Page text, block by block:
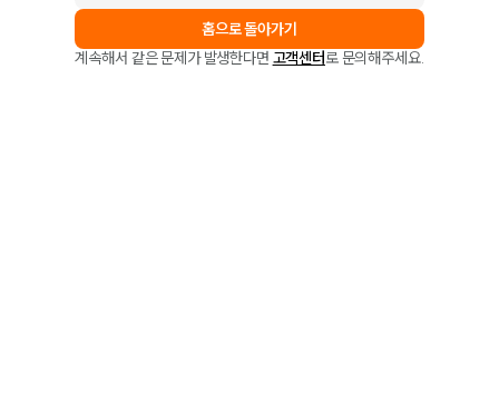
홈으로 돌아가기
계속해서 같은 문제가 발생한다면 고객센터로 문의해주세요.